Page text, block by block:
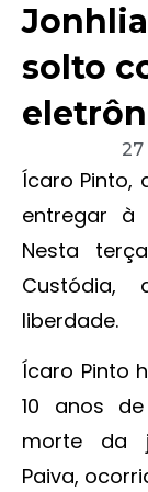
solto
Ícaro Pinto,
entregar à
Nesta
liberdade.
Ícaro Pinto
10 anos
morte da
Paiva,